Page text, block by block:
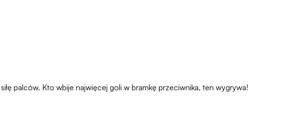
palców. Kto wbije najwięcej goli w bramkę przeciwnika, ten wygrywa!